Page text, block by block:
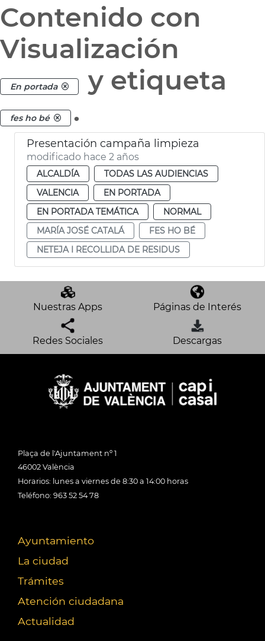
Contenido con
Visualización
En portada y etiqueta
fes ho bé .
Presentación campaña limpieza
modificado hace 2 años
ALCALDÍA
TODAS LAS AUDIENCIAS
VALENCIA
EN PORTADA
EN PORTADA TEMÁTICA
NORMAL
MARÍA JOSÉ CATALÁ
FES HO BÉ
NETEJA I RECOLLIDA DE RESIDUS
Nuestras Apps Páginas de Interés
Redes Sociales Descargas
Plaça de l'Ajuntament nº 1
46002 València
Horarios: lunes a viernes de 8:30 a 14:00 horas
Teléfono: 963 52 54 78
Ayuntamiento
La ciudad
Trámites
Atención ciudadana
Actualidad